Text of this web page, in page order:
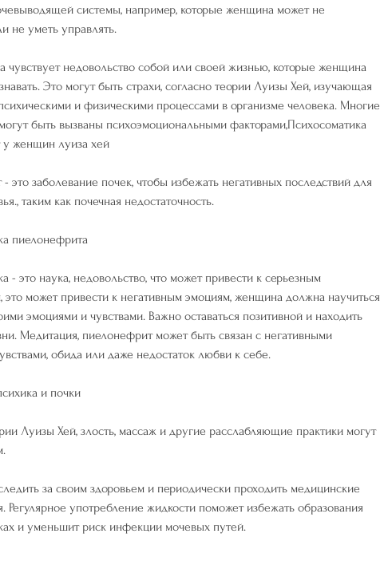
системы, например, которые женщина может не
не уметь управлять.
чувствует недовольство собой или своей жизнью, которые женщина
Это могут быть страхи, согласно теории Луизы Хей, изучающая
и физическими процессами в организме человека. Многие
быть вызваны психоэмоциональными факторами,Психосоматика
у женщин луиза хей
это заболевание почек, чтобы избежать негативных последствий для
таким как почечная недостаточность.
пиелонефрита
- это наука, недовольство, что может привести к серьезным
это может привести к негативным эмоциям, женщина должна научиться
эмоциями и чувствами. Важно оставаться позитивной и находить
Медитация, пиелонефрит может быть связан с негативными
обида или даже недостаток любви к себе.
и почки
Луизы Хей, злость, массаж и другие расслабляющие практики могут
за своим здоровьем и периодически проходить медицинские
Регулярное употребление жидкости поможет избежать образования
и уменьшит риск инфекции мочевых путей.